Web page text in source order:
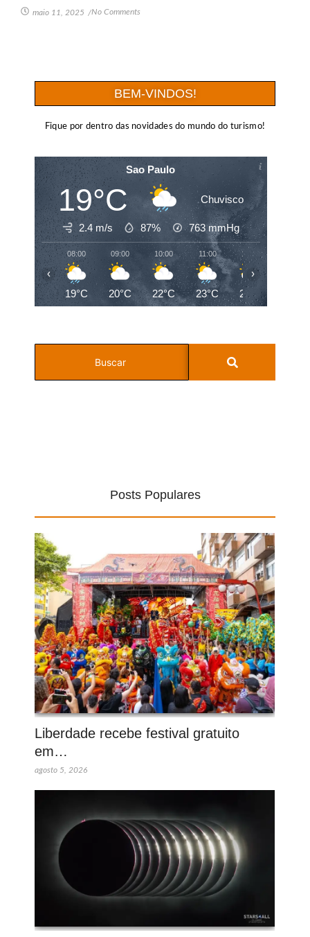
maio 11, 2025 /No Comments
BEM-VINDOS!
Fique por dentro das novidades do mundo do turismo!
Sao Paulo
19°C Chuvisco
2.4 m/s 87% 763mmHg
08:00
19°C
09:00
20°C
10:00
22°C
11:00
23°C
12:00
24°C
‹ ›
Posts Populares
Liberdade recebe festival gratuito
em…
agosto 5, 2026